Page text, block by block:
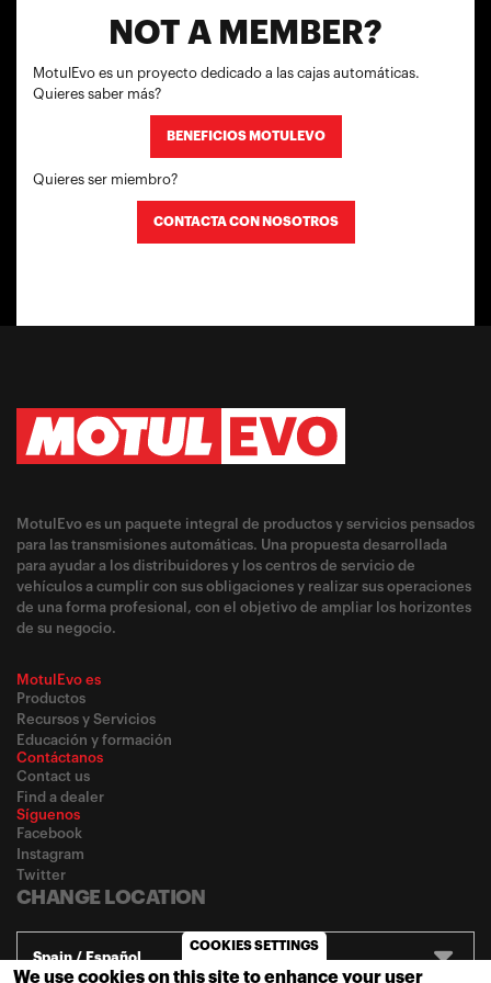
NOT A MEMBER?
MotulEvo es un proyecto dedicado a las cajas automáticas.
Quieres saber más?
BENEFICIOS MOTULEVO
Quieres ser miembro?
CONTACTA CON NOSOTROS
MotulEvo es un paquete integral de productos y servicios pensados
para las transmisiones automáticas. Una propuesta desarrollada
para ayudar a los distribuidores y los centros de servicio de
vehículos a cumplir con sus obligaciones y realizar sus operaciones
de una forma profesional, con el objetivo de ampliar los horizontes
de su negocio.
MotulEvo es
Productos
Recursos y Servicios
Educación y formación
Contáctanos
Contact us
Find a dealer
Síguenos
Facebook
Instagram
Twitter
CHANGE LOCATION
Spain / Español
COOKIES SETTINGS
We use cookies on this site to enhance your user